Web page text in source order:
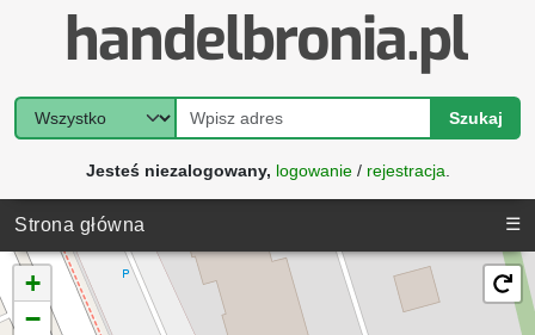
Szukaj
Jesteś niezalogowany, logowanie/ rejestracja
Strona główna ☰
+
−